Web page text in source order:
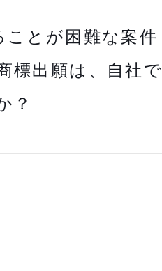
ことが困難な案件
標出願は、自社で
？